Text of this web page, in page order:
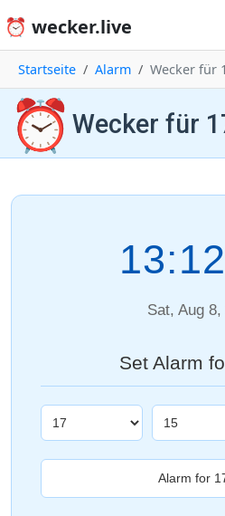
⏰ wecker.live
Startseite Alarm Wecker für
⏰ Wecker für
Sat, Aug 8,
Set Alarm